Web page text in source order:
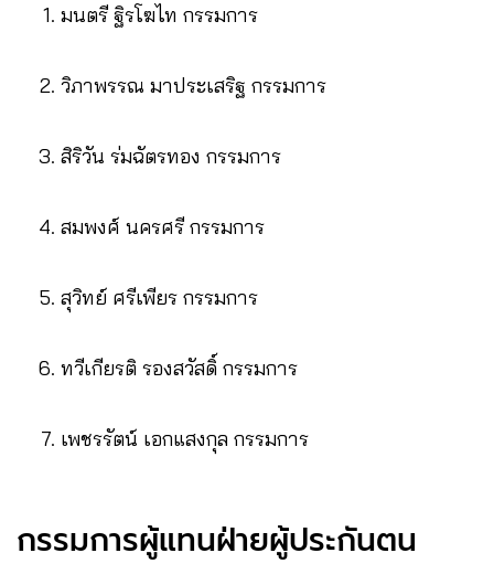
มนตรี ฐิรโฆไท กรรมการ
วิภาพรรณ มาประเสริฐ กรรมการ
สิริวัน ร่มฉัตรทอง กรรมการ
สมพงศ์ นครศรี กรรมการ
สุวิทย์ ศรีเพียร กรรมการ
ทวีเกียรติ รองสวัสดิ์ กรรมการ
เพชรรัตน์ เอกแสงกุล กรรมการ
กรรมการผู้แทนฝ่ายผู้ประกันตน